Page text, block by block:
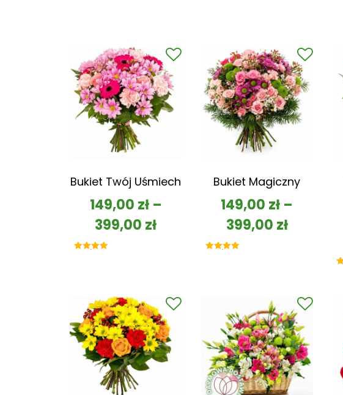
Bukiet Twój Uśmiech
149,00 zł–
399,00 zł
Bukiet Magiczny
149,00 zł –
399,00 zł